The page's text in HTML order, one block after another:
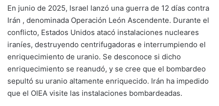
En junio de 2025, Israel lanzó una guerra de 12 días contra
Irán , denominada Operación León Ascendente. Durante el
conflicto, Estados Unidos atacó instalaciones nucleares
iraníes, destruyendo centrifugadoras e interrumpiendo el
enriquecimiento de uranio. Se desconoce si dicho
enriquecimiento se reanudó, y se cree que el bombardeo
sepultó su uranio altamente enriquecido. Irán ha impedido
que el OIEA visite las instalaciones bombardeadas.